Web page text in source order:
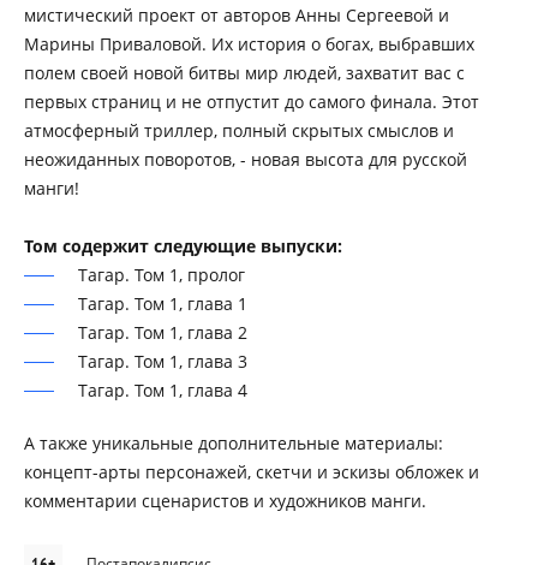
мистический проект от авторов Анны Сергеевой и
Марины Приваловой. Их история о богах, выбравших
полем своей новой битвы мир людей, захватит вас с
первых страниц и не отпустит до самого финала. Этот
атмосферный триллер, полный скрытых смыслов и
неожиданных поворотов, - новая высота для русской
манги!
Том содержит следующие выпуски:
Тагар. Том 1, пролог
Тагар. Том 1, глава 1
Тагар. Том 1, глава 2
Тагар. Том 1, глава 3
Тагар. Том 1, глава 4
А также уникальные дополнительные материалы:
концепт-арты персонажей, скетчи и эскизы обложек и
комментарии сценаристов и художников манги.